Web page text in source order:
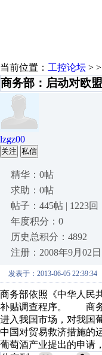
当前位置： 工控论坛 > >
商务部：启动对欧
lzgz00
关注 私信
精华：0帖
求助：0帖
帖子：445帖 | 1223回
年度积分：0
历史总积分：4892
注册：2008年9月02日
发表于：2013-06-05 22:39:34
商务部依照《中华人民
补贴调查程序。 商务
进入我国市场，对我
中国对贸易救济措施的
葡萄酒产业提出的申请